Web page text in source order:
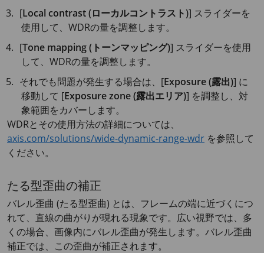
[Local contrast (ローカルコントラスト)] スライダーを
使用して、WDRの量を調整します。
[Tone mapping (トーンマッピング)] スライダーを使用
して、WDRの量を調整します。
それでも問題が発生する場合は、[Exposure (露出)] に
移動して [Exposure zone (露出エリア)] を調整し、対
象範囲をカバーします。
WDRとその使用方法の詳細については、
axis.com/solutions/wide-dynamic-range-wdr を参照して
ください。
たる型歪曲の補正
バレル歪曲 (たる型歪曲) とは、フレームの端に近づくにつ
れて、直線の曲がりが現れる現象です。広い視野では、多
くの場合、画像内にバレル歪曲が発生します。バレル歪曲
補正では、この歪曲が補正されます。